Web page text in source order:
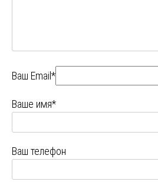
Ваш Email*
Ваше имя*
Ваш телефон